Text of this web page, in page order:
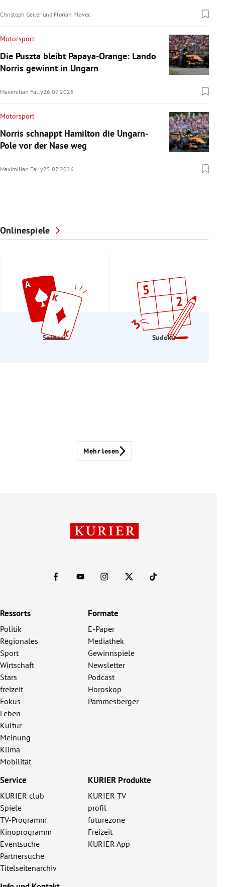
Christoph Geiler und Florian Plavec
Motorsport
Die Puszta bleibt Papaya-Orange: Lando
Norris gewinnt in Ungarn
Maximilian Fally26.07.2026
Motorsport
Norris schnappt Hamilton die Ungarn-
Pole vor der Nase weg
Maximilian Fally25.07.2026
Onlinespiele
Solitaer Sudoku
Mehr lesen
Ressorts
Politik
Regionales
Sport
Wirtschaft
Stars
freizeit
Fokus
Leben
Kultur
Meinung
Klima
Mobilität
Formate
E-Paper
Mediathek
Gewinnspiele
Newsletter
Podcast
Horoskop
Pammesberger
Service
KURIER club
Spiele
TV-Programm
Kinoprogramm
Eventsuche
Partnersuche
Titelseitenarchiv
KURIER Produkte
KURIER TV
profil
futurezone
Freizeit
KURIER App